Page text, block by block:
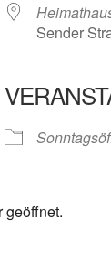
Sender
geöffnet.